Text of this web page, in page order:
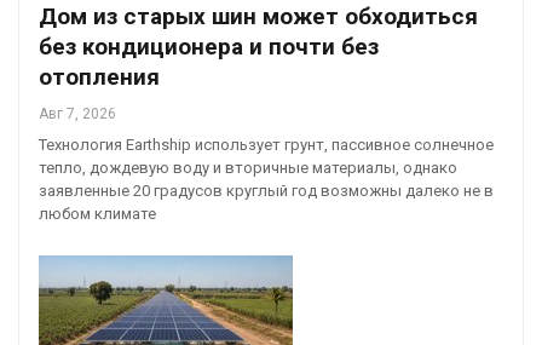
Дом из старых шин может обходиться
без кондиционера и почти без
отопления
Авг 7, 2026
Технология Earthship использует грунт, пассивное солнечное
тепло, дождевую воду и вторичные материалы, однако
заявленные 20 градусов круглый год возможны далеко не в
любом климате